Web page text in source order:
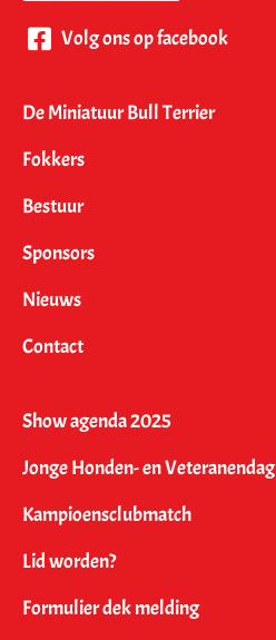
Volg ons op facebook
De Miniatuur Bull Terrier
Fokkers
Bestuur
Sponsors
Nieuws
Contact
Show agenda 2025
Jonge Honden- en Veteranendag
Kampioensclubmatch
Lid worden?
Formulier dek melding